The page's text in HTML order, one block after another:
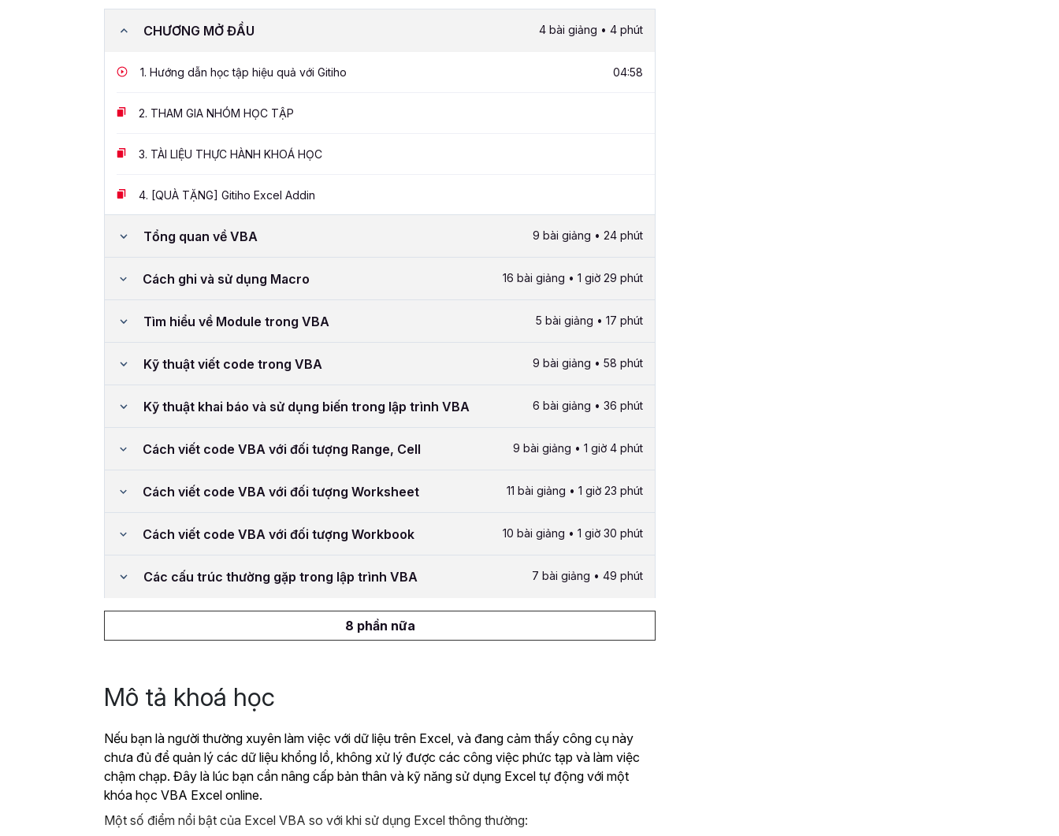
CHƯƠNG MỞ ĐẦU 4 bài giảng • 4 phút
1. Hướng dẫn học tập hiệu quả với Gitiho 04:58
2. THAM GIA NHÓM HỌC TẬP
3. TÀI LIỆU THỰC HÀNH KHOÁ HỌC
4. [QUÀ TẶNG] Gitiho Excel Addin
Tổng quan về VBA 9 bài giảng • 24 phút
Cách ghi và sử dụng Macro 16 bài giảng • 1 giờ 29 phút
Tìm hiểu về Module trong VBA 5 bài giảng • 17 phút
Kỹ thuật viết code trong VBA 9 bài giảng • 58 phút
Kỹ thuật khai báo và sử dụng biến trong lập trình VBA 6 bài giảng • 36 phút
Cách viết code VBA với đối tượng Range, Cell 9 bài giảng • 1 giờ 4 phút
Cách viết code VBA với đối tượng Worksheet 11 bài giảng • 1 giờ 23 phút
Cách viết code VBA với đối tượng Workbook 10 bài giảng • 1 giờ 30 phút
Các cấu trúc thường gặp trong lập trình VBA 7 bài giảng • 49 phút
8 phần nữa
Mô tả khoá học
Nếu bạn là người thường xuyên làm việc với dữ liệu trên Excel, và đang cảm thấy công cụ này
chưa đủ để quản lý các dữ liệu khổng lồ, không xử lý được các công việc phức tạp và làm việc
chậm chạp. Đây là lúc bạn cần nâng cấp bản thân và kỹ năng sử dụng Excel tự động với một
khóa học VBA Excel online.
Một số điểm nổi bật của Excel VBA so với khi sử dụng Excel thông thường: